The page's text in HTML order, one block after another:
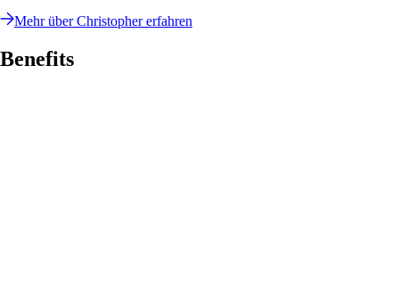
Mehr über Christopher erfahren
Benefits